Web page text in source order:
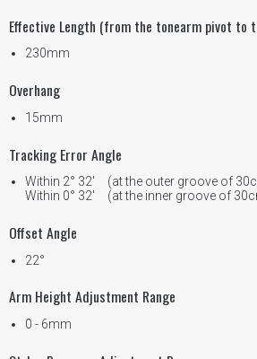
Effective Length (from the tonearm pivot to
230mm
Overhang
15mm
Tracking Error Angle
Within 2° 32' (at the outer groove of
Within 0° 32' (at the inner groove of
Offset Angle
22°
Arm Height Adjustment Range
0 - 6mm